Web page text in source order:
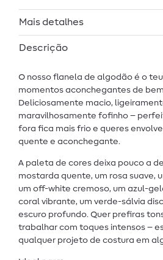
Mais detalhes
Descrição
O nosso flanela de algodão é o
momentos aconchegantes de
Deliciosamente macio,
maravilhosamente fofinho –
fora fica mais frio e queres
quente e aconchegante.
A paleta de cores deixa pouco a
mostarda quente, um rosa suave,
um off-white cremoso, um azul-
coral vibrante, um verde-sálvia
escuro profundo. Quer prefiras
trabalhar com toques intensos –
qualquer projeto de costura em